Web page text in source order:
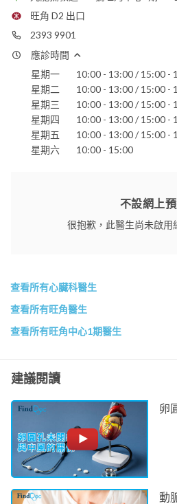
香港醫學專科學院院士 (內科)1998
電話：
2393 9901
電郵：
rayktli@netvigator.com
旺角 D2 出口
2393 9901
應診時間
星期一
10:00 - 13:00 / 15:00 -
星期二
10:00 - 13:00 / 15:00 -
星期三
10:00 - 13:00 / 15:00 -
星期四
10:00 - 13:00 / 15:00 -
星期五
10:00 - 13:00 / 15:00 -
星期六
10:00 - 15:00
不設網上
很抱歉，此醫生尚未啟用
查看所有心臟科醫生
查看所有旺角醫生
查看所有旺角中心1期醫生
建議閱讀
卵
動